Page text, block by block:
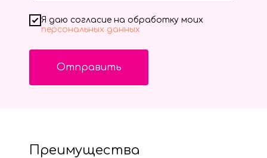
Я даю согласие на обработку моих
персональных данных
Отправить
Преимущества